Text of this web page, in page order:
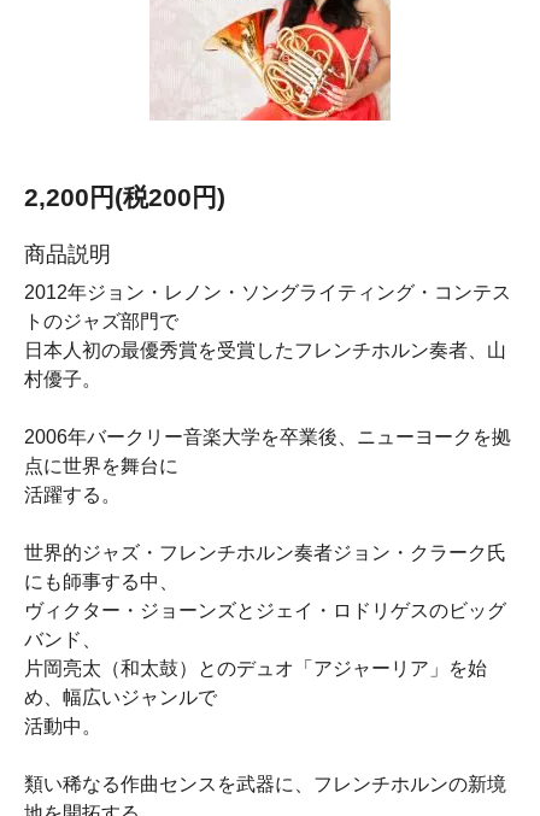
2,200円(税200円)
商品説明
2012年ジョン・レノン・ソングライティング・コンテス
トのジャズ部門で
日本人初の最優秀賞を受賞したフレンチホルン奏者、山
村優子。
2006年バークリー音楽大学を卒業後、ニューヨークを拠
点に世界を舞台に
活躍する。
世界的ジャズ・フレンチホルン奏者ジョン・クラーク氏
にも師事する中、
ヴィクター・ジョーンズとジェイ・ロドリゲスのビッグ
バンド、
片岡亮太（和太鼓）とのデュオ「アジャーリア」を始
め、幅広いジャンルで
活動中。
類い稀なる作曲センスを武器に、フレンチホルンの新境